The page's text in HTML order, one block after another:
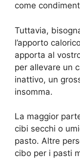
come
Tuttavia,
l’apporto
apporta al
per allevare un
inattivo, un
insomma.
La maggior
cibi secchi o
pasto. Altre
cibo per i pasti